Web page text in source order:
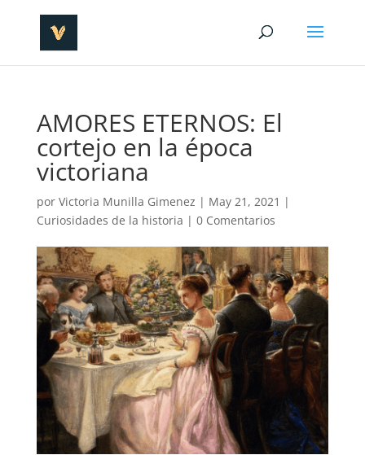
AMORES ETERNOS: El
cortejo en la época
victoriana
por Victoria Munilla Gimenez | May 21, 2021 |
Curiosidades de la historia | 0 Comentarios